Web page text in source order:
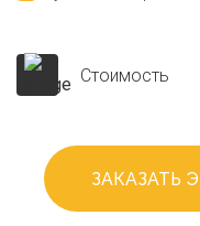
Стоимость
ЗАКАЗАТЬ